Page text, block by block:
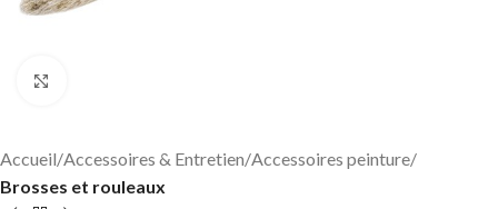
Accueil Accessoires & Entretien Accessoires peinture
Brosses et rouleaux